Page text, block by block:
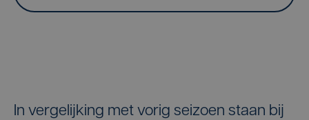
In vergelijking met vorig seizoen staan bij